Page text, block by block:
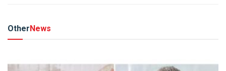
OtherNews